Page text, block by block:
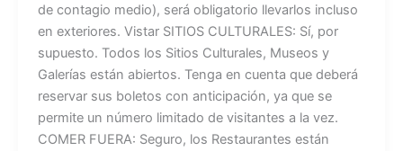
de contagio medio), será obligatorio llevarlos incluso
en exteriores. Vistar SITIOS CULTURALES: Sí, por
supuesto. Todos los Sitios Culturales, Museos y
Galerías están abiertos. Tenga en cuenta que deberá
reservar sus boletos con anticipación, ya que se
permite un número limitado de visitantes a la vez.
COMER FUERA: Seguro, los Restaurantes están